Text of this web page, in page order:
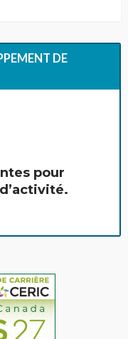
DE
pour